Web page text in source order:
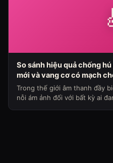
So sánh hiệu quả chống
mới và vang cơ có mạch
Hùng Audio (Chủ đề loa
Trong thế giới âm thanh đầy
nỗi ám ảnh đối với bất kỳ ai